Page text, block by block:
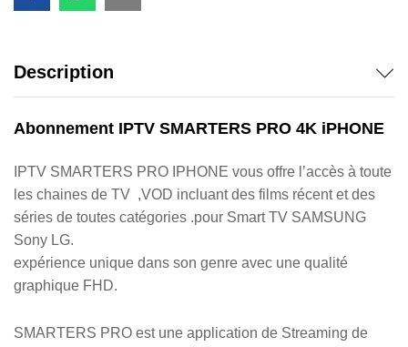
Description
Abonnement IPTV SMARTERS PRO 4K iPHONE
IPTV SMARTERS PRO IPHONE vous offre l’accès à toute
les chaines de TV ,VOD incluant des films récent et des
séries de toutes catégories .pour Smart TV SAMSUNG
Sony LG.
expérience unique dans son genre avec une qualité
graphique FHD.
SMARTERS PRO est une application de Streaming de